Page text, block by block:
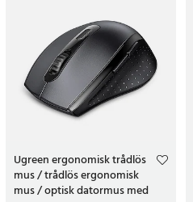
Ugreen ergonomisk trådlös
mus / trådlös ergonomisk
mus / optisk datormus med